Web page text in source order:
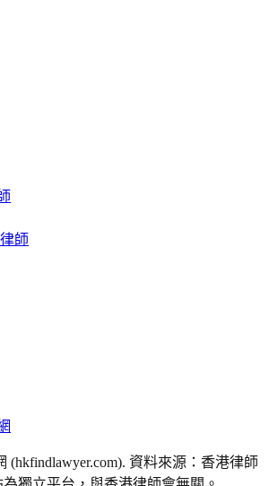
師
(hkfindlawyer.com). 資料來源：香港律師